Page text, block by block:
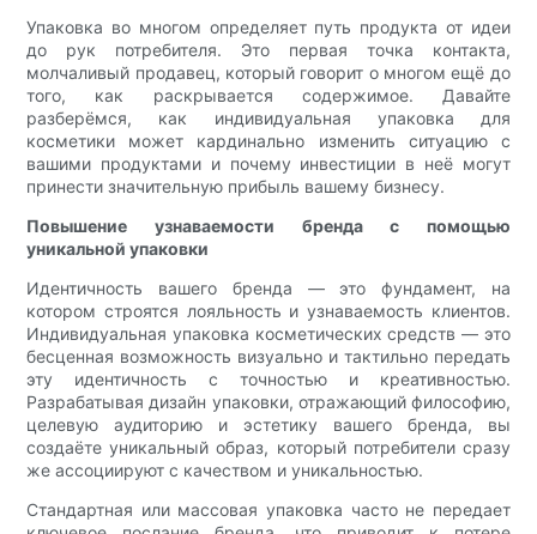
Упаковка во многом определяет путь продукта от идеи
до рук потребителя. Это первая точка контакта,
молчаливый продавец, который говорит о многом ещё до
того, как раскрывается содержимое. Давайте
разберёмся, как индивидуальная упаковка для
косметики может кардинально изменить ситуацию с
вашими продуктами и почему инвестиции в неё могут
принести значительную прибыль вашему бизнесу.
Повышение узнаваемости бренда с помощью
уникальной упаковки
Идентичность вашего бренда — это фундамент, на
котором строятся лояльность и узнаваемость клиентов.
Индивидуальная упаковка косметических средств — это
бесценная возможность визуально и тактильно передать
эту идентичность с точностью и креативностью.
Разрабатывая дизайн упаковки, отражающий философию,
целевую аудиторию и эстетику вашего бренда, вы
создаёте уникальный образ, который потребители сразу
же ассоциируют с качеством и уникальностью.
Стандартная или массовая упаковка часто не передает